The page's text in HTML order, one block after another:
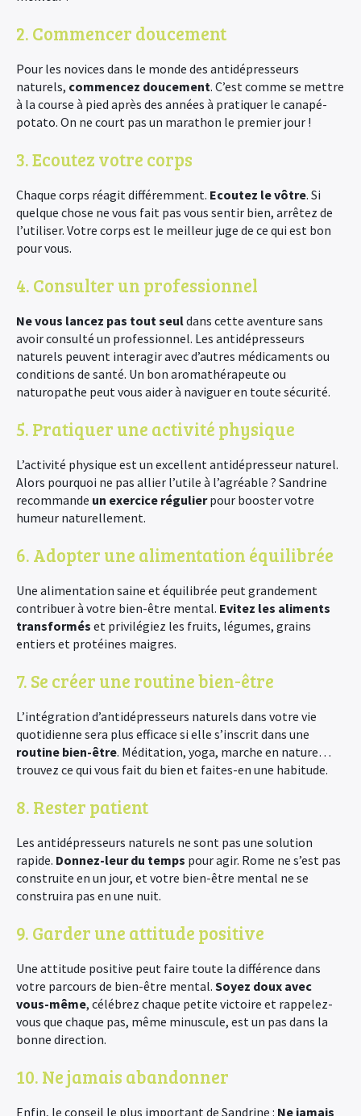
2. Commencer doucement
Pour les novices dans le monde des antidépresseurs
naturels, commencez doucement. C’est comme se mettre
à la course à pied après des années à pratiquer le canapé-
potato. On ne court pas un marathon le premier jour !
3. Ecoutez votre corps
Chaque corps réagit différemment. Ecoutez le vôtre. Si
quelque chose ne vous fait pas vous sentir bien, arrêtez de
l’utiliser. Votre corps est le meilleur juge de ce qui est bon
pour vous.
4. Consulter un professionnel
Ne vous lancez pas tout seuldans cette aventure sans
avoir consulté un professionnel. Les antidépresseurs
naturels peuvent interagir avec d’autres médicaments ou
conditions de santé. Un bon aromathérapeute ou
naturopathe peut vous aider à naviguer en toute sécurité.
5. Pratiquer une activité physique
L’activité physique est un excellent antidépresseur naturel.
Alors pourquoi ne pas allier l’utile à l’agréable ? Sandrine
recommande un exercice régulierpour booster votre
humeur naturellement.
6. Adopter une alimentation équilibrée
Une alimentation saine et équilibrée peut grandement
contribuer à votre bien-être mental. Evitez les aliments
transformés et privilégiez les fruits, légumes, grains
entiers et protéines maigres.
7. Se créer une routine bien-être
L’intégration d’antidépresseurs naturels dans votre vie
quotidienne sera plus efficace si elle s’inscrit dans une
routine bien-être. Méditation, yoga, marche en nature…
trouvez ce qui vous fait du bien et faites-en une habitude.
8. Rester patient
Les antidépresseurs naturels ne sont pas une solution
rapide. Donnez-leur du temps pour agir. Rome ne s’est pas
construite en un jour, et votre bien-être mental ne se
construira pas en une nuit.
9. Garder une attitude positive
Une attitude positive peut faire toute la différence dans
votre parcours de bien-être mental. Soyez doux avec
vous-même, célébrez chaque petite victoire et rappelez-
vous que chaque pas, même minuscule, est un pas dans la
bonne direction.
10. Ne jamais abandonner
Enfin, le conseil le plus important de Sandrine : Ne jamais